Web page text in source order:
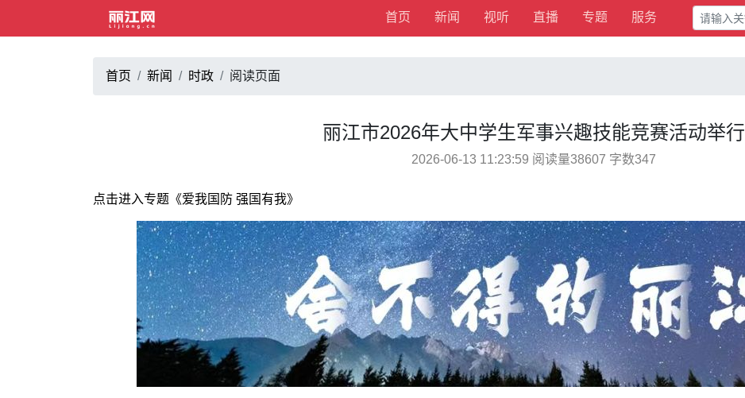
首页 新闻 视听 直播 专题 服务
首页 新闻 时政 阅读页面
丽江市2026年大中学生军事兴趣技能竞赛活动举行
2026-06-13 11:23:59 阅读量38607 字数347
点击进入专题《爱我国防 强国有我》